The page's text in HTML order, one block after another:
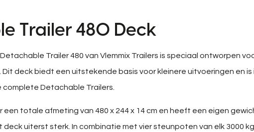
Trailer 480 Deck
Trailer 480 van Vlemmix Trailers is speciaal ontworpen
deck biedt een uitstekende basis voor kleinere uitvoeringen en
complete Detachable Trailers.
totale afmeting van 480 x 244 x 14 cm en heeft een eigen
deck uiterst sterk. In combinatie met vier steunpoten van elk 3000